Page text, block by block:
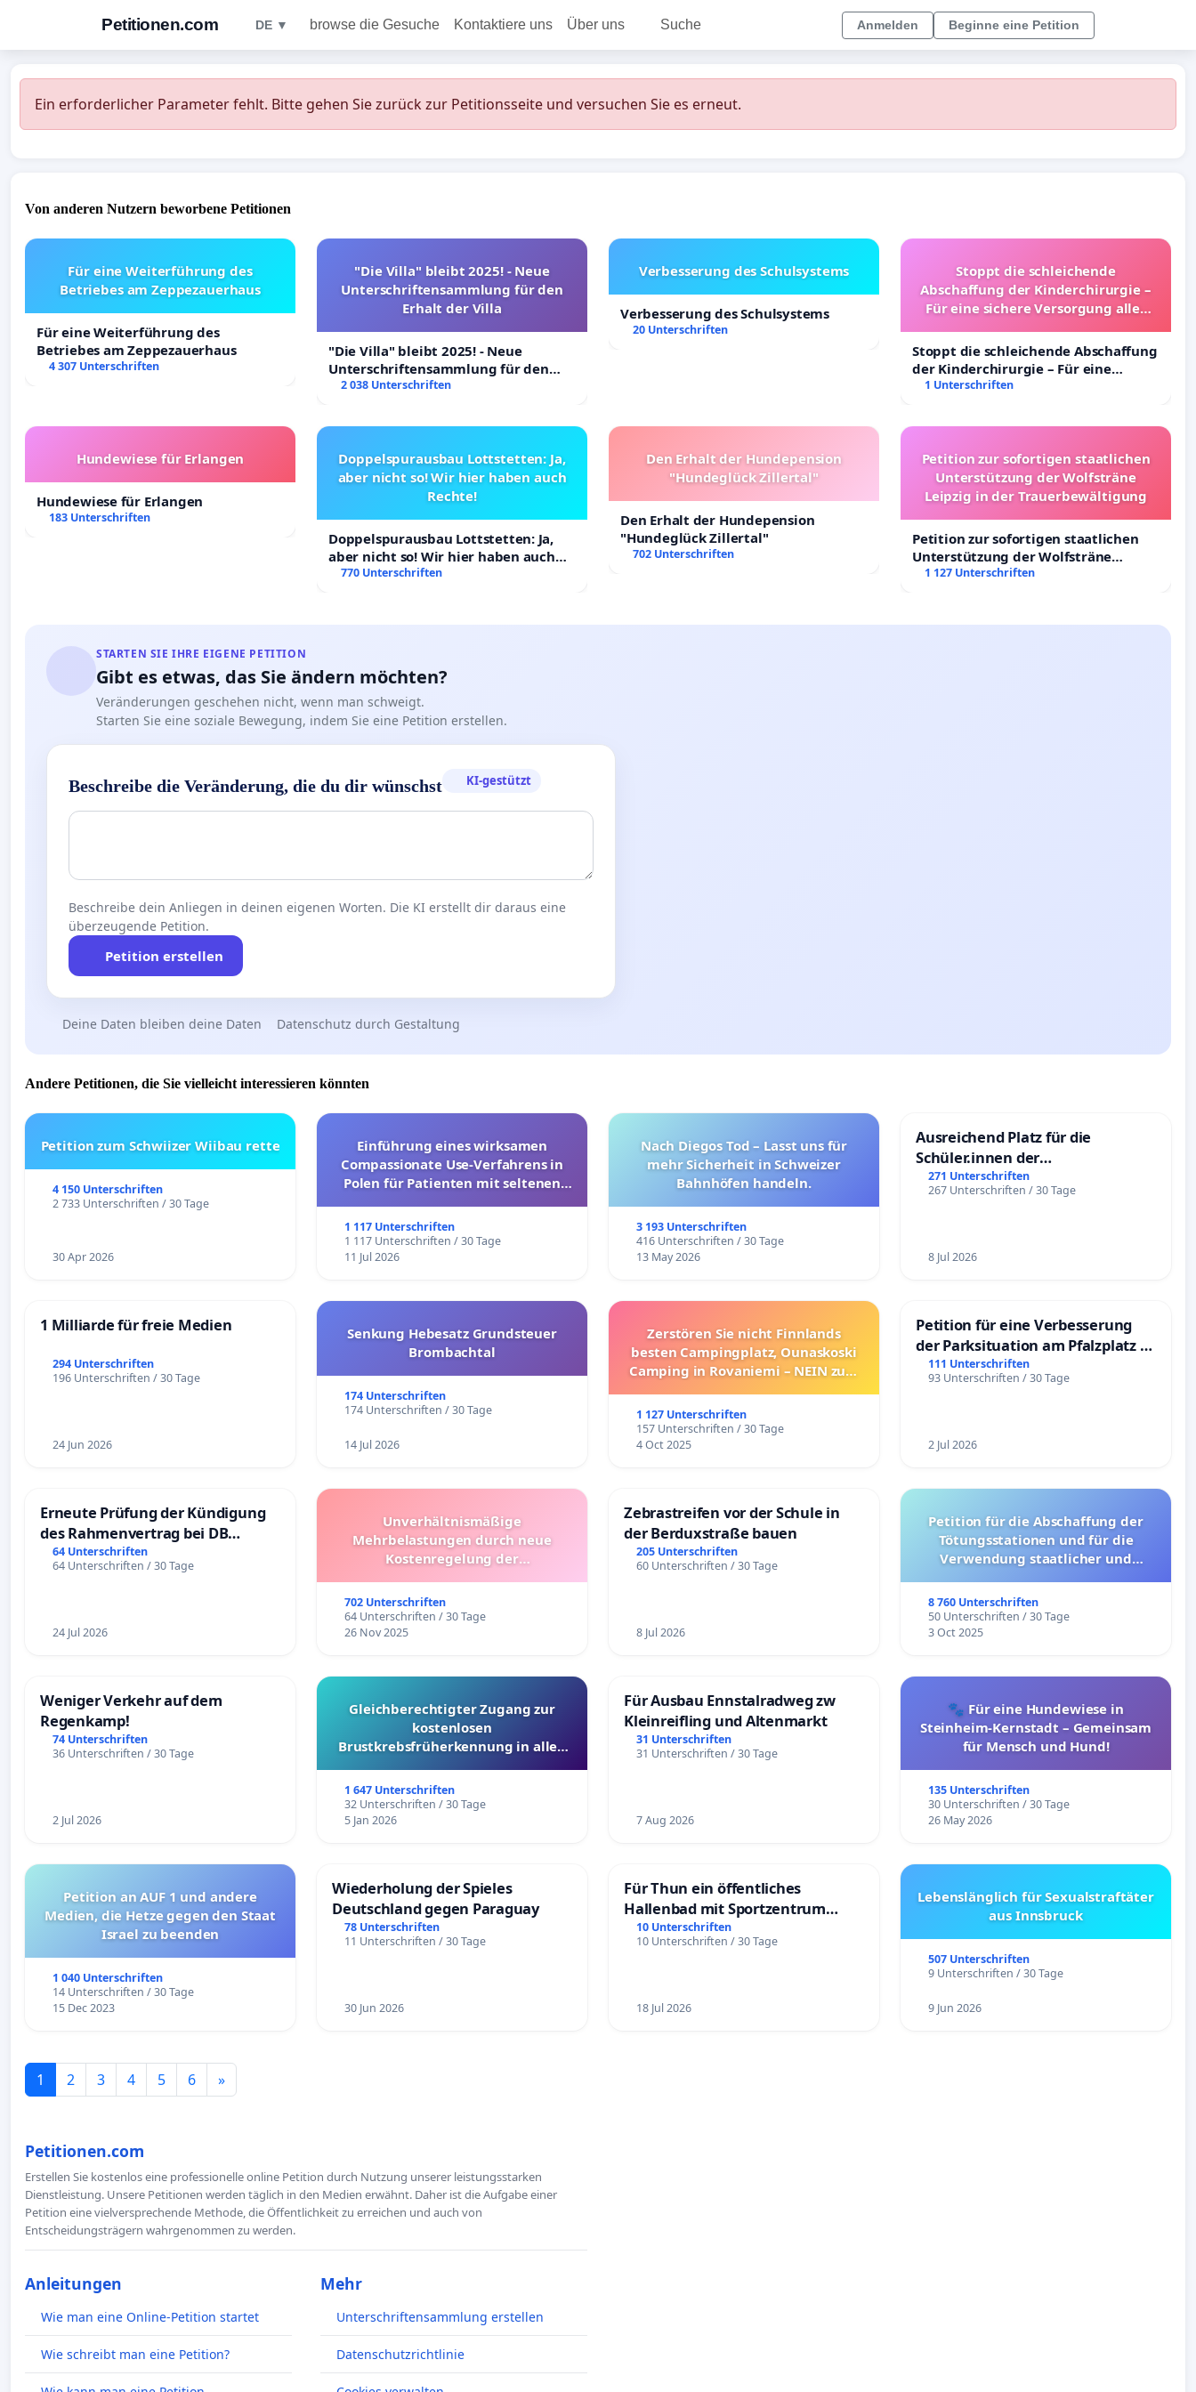
Petitionen.com DE ▼ browse die Gesuche Kontaktiere uns Über uns Suche Anmelden Beginne eine Petition
Ein erforderlicher Parameter fehlt. Bitte gehen Sie zurück zur Petitionsseite und versuchen Sie es erneut.
Von anderen Nutzern beworbene Petitionen
Für eine Weiterführung des
Betriebes am Zeppezauerhaus
Für eine Weiterführung des
Betriebes am Zeppezauerhaus
4 307 Unterschriften
"Die Villa" bleibt 2025! - Neue
Unterschriftensammlung für den
Erhalt der Villa
"Die Villa" bleibt 2025! - Neue
Unterschriftensammlung für den
Erhalt der Villa
2 038 Unterschriften
Verbesserung des Schulsystems
Verbesserung des Schulsystems
20 Unterschriften
Stoppt die schleichende
Abschaffung der Kinderchirurgie –
Für eine sichere Versorgung aller
Stoppt die schleichende Abschaffung
der Kinderchirurgie – Für eine
sichere Versorgung aller Kinder in
1 Unterschriften
Hundewiese für Erlangen
Hundewiese für Erlangen
183 Unterschriften
Doppelspurausbau Lottstetten: Ja,
aber nicht so! Wir hier haben auch
Rechte!
Doppelspurausbau Lottstetten: Ja,
aber nicht so! Wir hier haben auch
Rechte!
770 Unterschriften
Den Erhalt der Hundepension
"Hundeglück Zillertal"
Den Erhalt der Hundepension
"Hundeglück Zillertal"
702 Unterschriften
Petition zur sofortigen staatlichen
Unterstützung der Wolfsträne
Leipzig in der Trauerbewältigung
Petition zur sofortigen staatlichen
Unterstützung der Wolfsträne
Leipzig in der Trauerbewältigung
1 127 Unterschriften
STARTEN SIE IHRE EIGENE PETITION
Gibt es etwas, das Sie ändern möchten?
Veränderungen geschehen nicht, wenn man schweigt.
Starten Sie eine soziale Bewegung, indem Sie eine Petition erstellen.
Beschreibe die Veränderung, die du dir wünschst KI-gestützt
Beschreibe dein Anliegen in deinen eigenen Worten. Die KI erstellt dir daraus eine
überzeugende Petition.
Petition erstellen
Deine Daten bleiben deine Daten Datenschutz durch Gestaltung
Andere Petitionen, die Sie vielleicht interessieren könnten
Petition zum Schwiizer Wiibau rette
4 150 Unterschriften
2 733 Unterschriften / 30 Tage
30 Apr 2026
Einführung eines wirksamen
Compassionate Use-Verfahrens in
Polen für Patienten mit seltenen
1 117 Unterschriften
1 117 Unterschriften / 30 Tage
11 Jul 2026
Nach Diegos Tod – Lasst uns für
mehr Sicherheit in Schweizer
Bahnhöfen handeln.
3 193 Unterschriften
416 Unterschriften / 30 Tage
13 May 2026
Ausreichend Platz für die
Schüler.innen der
Schönbergschule
271 Unterschriften
267 Unterschriften / 30 Tage
8 Jul 2026
1 Milliarde für freie Medien
294 Unterschriften
196 Unterschriften / 30 Tage
24 Jun 2026
Senkung Hebesatz Grundsteuer
Brombachtal
174 Unterschriften
174 Unterschriften / 30 Tage
14 Jul 2026
Zerstören Sie nicht Finnlands
besten Campingplatz, Ounaskoski
Camping in Rovaniemi – NEIN zum
1 127 Unterschriften
157 Unterschriften / 30 Tage
4 Oct 2025
Petition für eine Verbesserung
der Parksituation am Pfalzplatz in
Mannheim
111 Unterschriften
93 Unterschriften / 30 Tage
2 Jul 2026
Erneute Prüfung der Kündigung
des Rahmenvertrag bei DB
Fahrwegdienste Gmbh
64 Unterschriften
64 Unterschriften / 30 Tage
24 Jul 2026
Unverhältnismäßige
Mehrbelastungen durch neue
Kostenregelung der
Überprüfung und Alternativen
702 Unterschriften
64 Unterschriften / 30 Tage
26 Nov 2025
Zebrastreifen vor der Schule in
der Berduxstraße bauen
205 Unterschriften
60 Unterschriften / 30 Tage
8 Jul 2026
Petition für die Abschaffung der
Tötungsstationen und für die
Verwendung staatlicher und
8 760 Unterschriften
50 Unterschriften / 30 Tage
3 Oct 2025
Weniger Verkehr auf dem
Regenkamp!
74 Unterschriften
36 Unterschriften / 30 Tage
2 Jul 2026
Gleichberechtigter Zugang zur
kostenlosen
Brustkrebsfrüherkennung in allen
1 647 Unterschriften
32 Unterschriften / 30 Tage
5 Jan 2026
Für Ausbau Ennstalradweg zw
Kleinreifling und Altenmarkt
31 Unterschriften
31 Unterschriften / 30 Tage
7 Aug 2026
🐾 Für eine Hundewiese in
Steinheim-Kernstadt – Gemeinsam
für Mensch und Hund!
135 Unterschriften
30 Unterschriften / 30 Tage
26 May 2026
Petition an AUF 1 und andere
Medien, die Hetze gegen den Staat
Israel zu beenden
1 040 Unterschriften
14 Unterschriften / 30 Tage
15 Dec 2023
Wiederholung der Spieles
Deutschland gegen Paraguay
78 Unterschriften
11 Unterschriften / 30 Tage
30 Jun 2026
Für Thun ein öffentliches
Hallenbad mit Sportzentrum
schaffen
10 Unterschriften
10 Unterschriften / 30 Tage
18 Jul 2026
Lebenslänglich für Sexualstraftäter
aus Innsbruck
507 Unterschriften
9 Unterschriften / 30 Tage
9 Jun 2026
1 2 3 4 5 6 »
Petitionen.com
Erstellen Sie kostenlos eine professionelle online Petition durch Nutzung unserer leistungsstarken
Dienstleistung. Unsere Petitionen werden täglich in den Medien erwähnt. Daher ist die Aufgabe einer
Petition eine vielversprechende Methode, die Öffentlichkeit zu erreichen und auch von
Entscheidungsträgern wahrgenommen zu werden.
Anleitungen
Wie man eine Online-Petition startet
Wie schreibt man eine Petition?
Mehr
Unterschriftensammlung erstellen
Datenschutzrichtlinie